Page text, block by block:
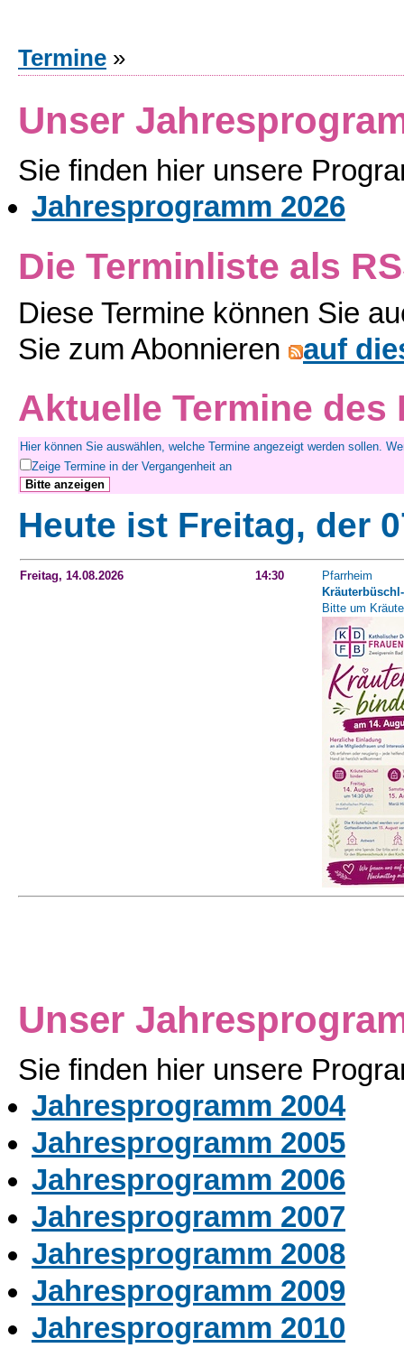
Termine »
Unser
Sie finden hier unsere
Jahresprogramm 2026
Die Terminliste als
Diese Termine können Sie
Sie zum Abonnieren
auf
Aktuelle Termine
Hier können Sie auswählen, welche Termine angezeigt werden sollen.
Zeige Termine in der Vergangenheit an
Heute ist Freitag, der
Freitag, 14.08.2026 14:30
Pfarrheim
Bitte um
Unser
Sie finden hier unsere
Jahresprogramm 2004
Jahresprogramm 2005
Jahresprogramm 2006
Jahresprogramm 2007
Jahresprogramm 2008
Jahresprogramm 2009
Jahresprogramm 2010